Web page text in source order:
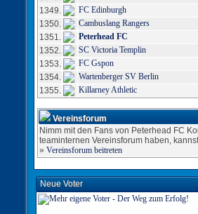
1349.
FC Edinburgh
1350.
Cambuslang Rangers
1351.
Peterhead FC
1352.
SC Victoria Templin
1353.
FC Gspon
1354.
Wartenberger SV Berlin
1355.
Killarney Athletic
Vereinsforum
Nimm mit den Fans von Peterhead FC
teaminternen Vereinsforum haben,
» Vereinsforum beitreten
Neue Voter